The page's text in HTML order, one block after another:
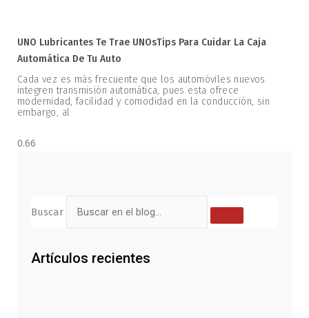
UNO Lubricantes Te Trae UNOsTips Para Cuidar La Caja
Automática De Tu Auto
Cada vez es más frecuente que los automóviles nuevos
integren transmisión automática, pues esta ofrece
modernidad, facilidad y comodidad en la conducción, sin
embargo, al
Buscar
Artículos recientes